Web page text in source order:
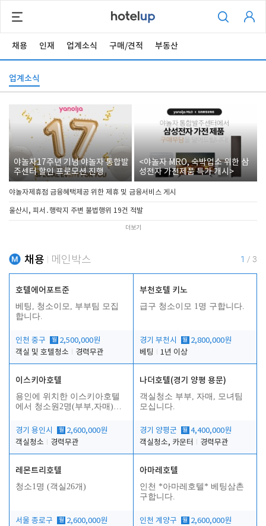
채용 인재 업계소식 구매/견적 부동산
업계소식
야놀자17주년 기념 야놀자 통합발
주센터 할인 프로모션 진행
<야놀자 MRO, 숙박업소 위한 삼
성전자 가전제품 특가 개시>
야놀자제휴점 금융혜택제공 위한 제휴 및 금융서비스 게시
울산시, 피서․행락지 주변 불법행위 19건 적발
더보기
채용 메인박스 1 / 3
호텔에어포트준
베팅, 청소이모, 부부팀 모집
합니다.
인천 중구 월 2,500,000원
객실 및 호텔청소
경력무관
부천호텔 키노
급구 청소이모 1명 구합니다.
경기 부천시 월 2,800,000원
베팅
1년 이상
이스키아호텔
용인에 위치한 이스키아호텔
에서 청소원2명(부부,자매)을
경기 용인시
월 2,600,000원
객실청소
경력무관
나더호텔(경기 양평 용문)
객실청소 부부, 자매, 모녀팀
모십니다.
경기 양평군 월 4,400,000원
객실청소, 카운터
경력무관
레몬트리호텔
청소1명 (객실26개)
서울 종로구 월 2,600,000원
아마레호텔
인천 *아마레호텔* 베팅삼촌
구합니다.
인천 계양구 월 2,600,000원